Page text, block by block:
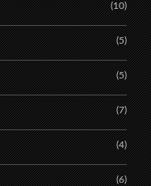
(10)
(5)
(5)
(7)
(4)
(6)